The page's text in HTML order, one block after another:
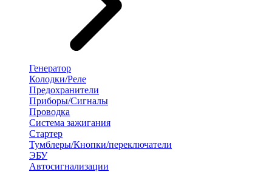
Генератор
Колодки/Реле
Предохранители
Приборы/Сигналы
Проводка
Система зажигания
Стартер
Тумблеры/Кнопки/переключатели
ЭБУ
Автосигнализации